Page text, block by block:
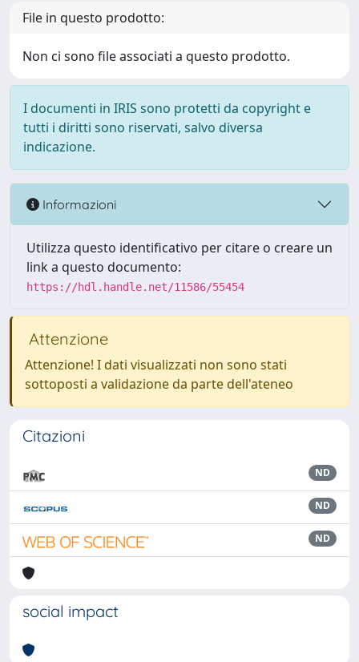
File in questo prodotto:
Non ci sono file associati a questo prodotto.
I documenti in IRIS sono protetti da copyright e
tutti i diritti sono riservati, salvo diversa
indicazione.
Informazioni
Utilizza questo identificativo per citare o creare un
link a questo documento:
https://hdl.handle.net/11586/55454
Attenzione
Attenzione! I dati visualizzati non sono stati
sottoposti a validazione da parte dell'ateneo
Citazioni
ND
ND
ND
social impact